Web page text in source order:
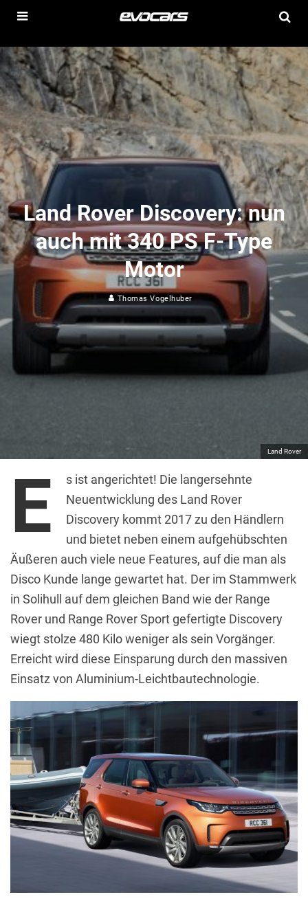
Land Rover
Land Rover Discovery: nun
auch mit 340 PS F-Type
Motor
Thomas Vogelhuber
E
s ist angerichtet! Die langersehnte
Neuentwicklung des Land Rover
Discovery kommt 2017 zu den Händlern
und bietet neben einem aufgehübschten
Äußeren auch viele neue Features, auf die man als
Disco Kunde lange gewartet hat. Der im Stammwerk
in Solihull auf dem gleichen Band wie der Range
Rover und Range Rover Sport gefertigte Discovery
wiegt stolze 480 Kilo weniger als sein Vorgänger.
Erreicht wird diese Einsparung durch den massiven
Einsatz von Aluminium-Leichtbautechnologie.